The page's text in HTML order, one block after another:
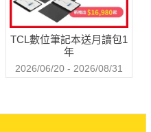
念頭所糾纏，使之成為生命的
影響我們了。濟群法師於本書
向內觀照。當我們張開眼睛
TCL數位筆記本送月讀包1
年
2026/06/20 - 2026/08/31